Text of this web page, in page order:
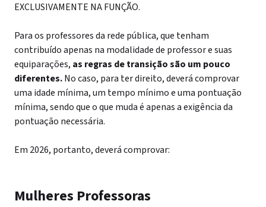
EXCLUSIVAMENTE NA FUNÇÃO.
Para os professores da rede pública, que tenham
contribuído apenas na modalidade de professor e suas
equiparações, as regras de transição são um pouco
diferentes.No caso, para ter direito, deverá comprovar
uma idade mínima, um tempo mínimo e uma pontuação
mínima, sendo que o que muda é apenas a exigência da
pontuação necessária.
Em 2026, portanto, deverá comprovar:
Mulheres Professoras